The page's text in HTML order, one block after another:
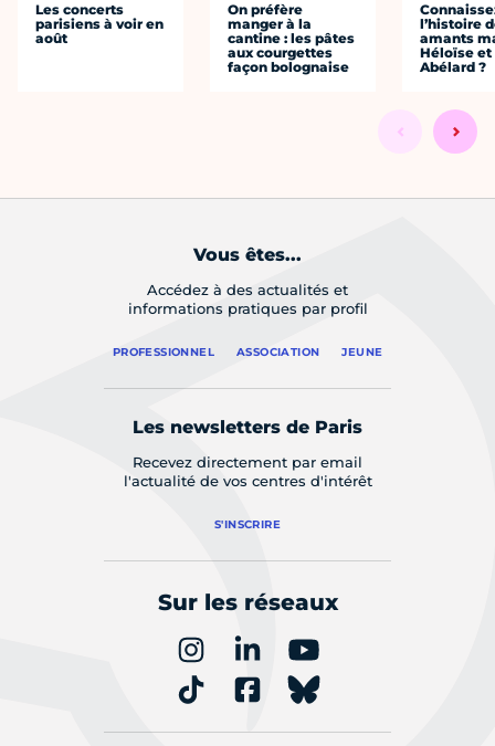
Les concerts
parisiens à voir en
août
On préfère
manger à la
cantine : les pâtes
aux courgettes
façon bolognaise
l’histoire
amants
Héloïse et
Abélard ?
Vous êtes...
Accédez à des actualités et
informations pratiques par profil
PROFESSIONNEL ASSOCIATION JEUNE
Les newsletters de Paris
Recevez directement par email
l'actualité de vos centres d'intérêt
S'INSCRIRE
Sur les réseaux